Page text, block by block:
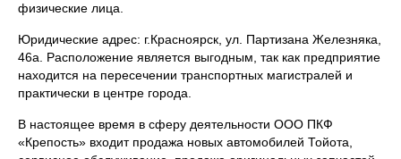
физические лица.
Юридические адрес: г.Красноярск, ул. Партизана Железняка,
46а. Расположение является выгодным, так как предприятие
находится на пересечении транспортных магистралей и
практически в центре города.
В настоящее время в сферу деятельности ООО ПКФ
«Крепость» входит продажа новых автомобилей Тойота,